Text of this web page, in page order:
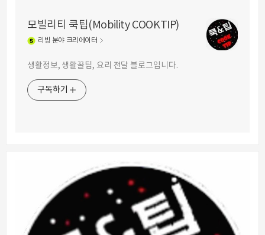
모빌리티 쿡팁(Mobility COOKTIP)
리빙 분야 크리에이터
생활정보, 생활꿀팁, 요리 전달 블로그입니다.
구독하기